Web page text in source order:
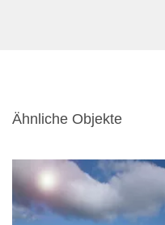
Ähnliche Objekte